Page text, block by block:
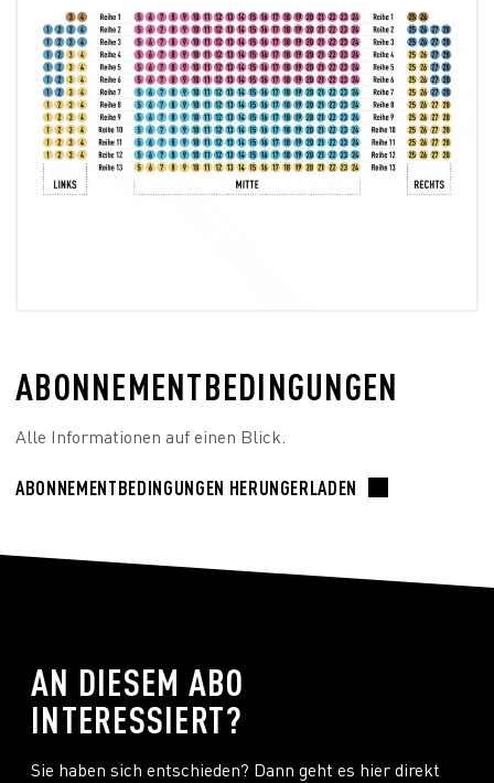
ABONNEMENTBEDINGUNGEN
Alle Informationen auf einen Blick.
ABONNEMENTBEDINGUNGEN HERUNGERLADEN
AN DIESEM ABO
INTERESSIERT?
Sie haben sich entschieden? Dann geht es hier direkt